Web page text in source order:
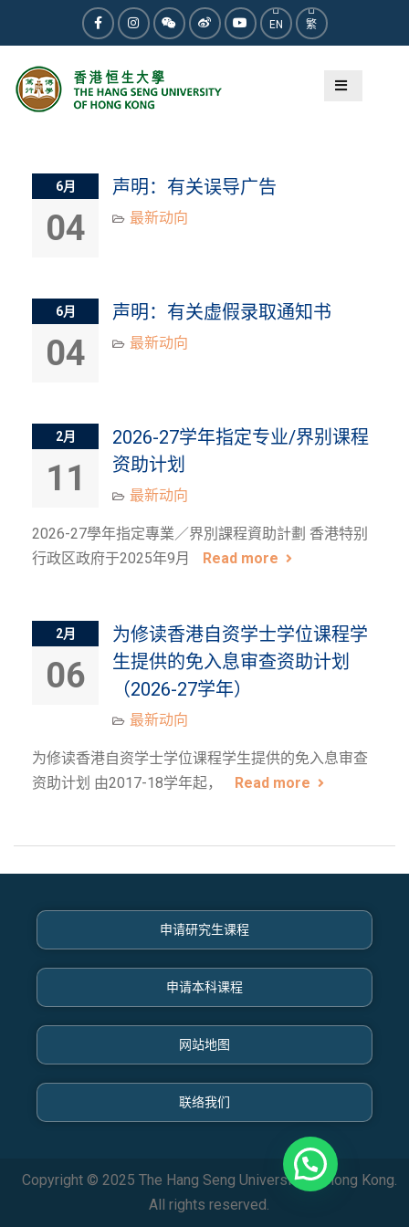
FacebookInstagram
WeChatWeiboYoutube
EN 繁
分类：最新动向​
6月
04
声明：有关误导广告
最新动向​
6月
04
声明：有关虚假录取通知书
最新动向​
2月
11
2026-27学年指定专业/界别课程
资助计划
最新动向​
2026-27學年指定專業／界別課程資助計劃 香港特别
行政区政府于2025年9月
Read more
2月
06
为修读香港自资学士学位课程学
生提供的免入息审查资助计划
（2026-27学年）
最新动向​
为修读香港自资学士学位课程学生提供的免入息审查
资助计划 由2017-18学年起，
Read more
申请研究生课程
申请本科课程
网站地图
联络我们
Copyright © 2025 The Hang Seng University of Hong Kong.
All rights reserved.